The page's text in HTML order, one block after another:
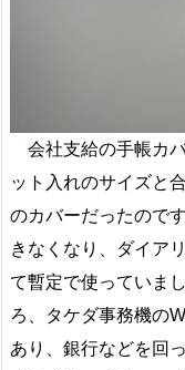
会社支給の手帳カ
ット入れのサイズと
のカバーだったので
きなくなり、ダイア
て暫定で使っていま
ろ、タケダ事務機の
あり、銀行などを回